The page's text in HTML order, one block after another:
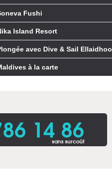
Fushi
Island Resort
avec Dive & Sail Ellaidhoo
à la carte
14 86
sans surcoût